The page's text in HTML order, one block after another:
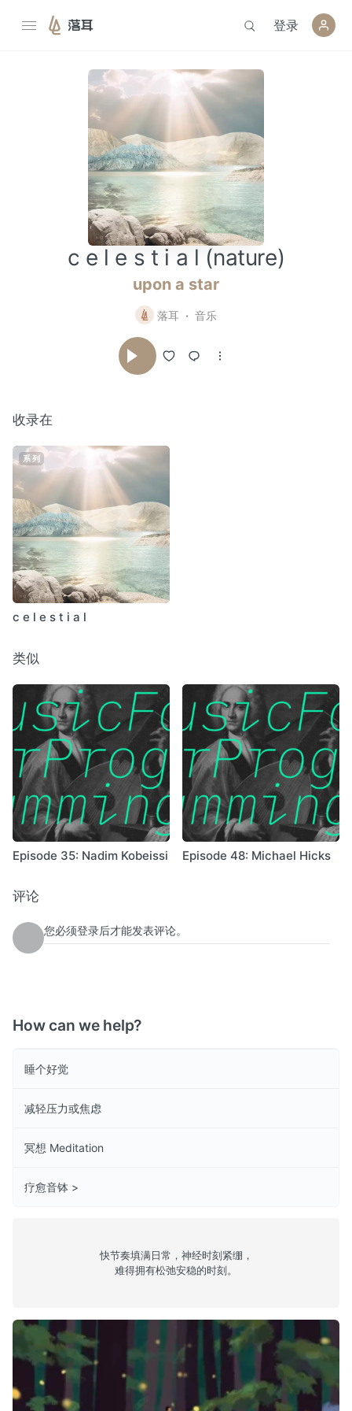
落耳 登录
c e l e s t i a l (nature)
upon a star
落耳 音乐
收录在
系列
c e l e s t i a l
类似
Episode 35: Nadim Kobeissi Episode 48: Michael Hicks
评论
您必须登录后才能发表评论。
How can we help?
睡个好觉
减轻压力或焦虑
冥想 Meditation
疗愈音钵 >
快节奏填满日常，神经时刻紧绷，
难得拥有松弛安稳的时刻。